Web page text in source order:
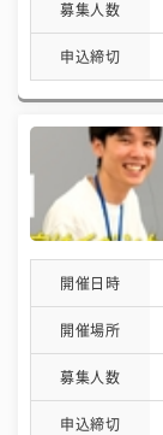
募集人数
申込締切
開催日時
開催場所
募集人数
申込締切